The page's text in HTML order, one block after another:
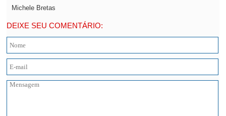
Michele Bretas
DEIXE SEU COMENTÁRIO: